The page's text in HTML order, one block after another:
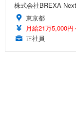
株式会社BREXA Next
東京都
月給21万5,000円
正社員